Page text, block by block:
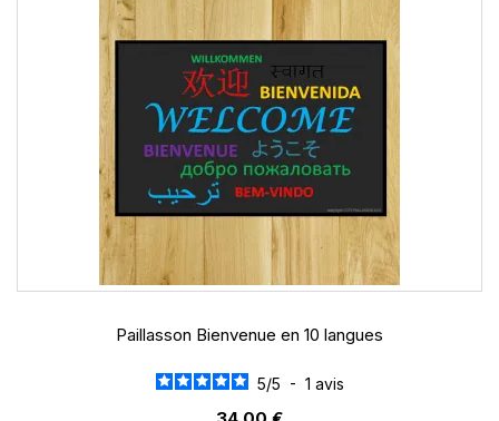
Paillasson Bienvenue en 10 langues
5/5 - 1 avis